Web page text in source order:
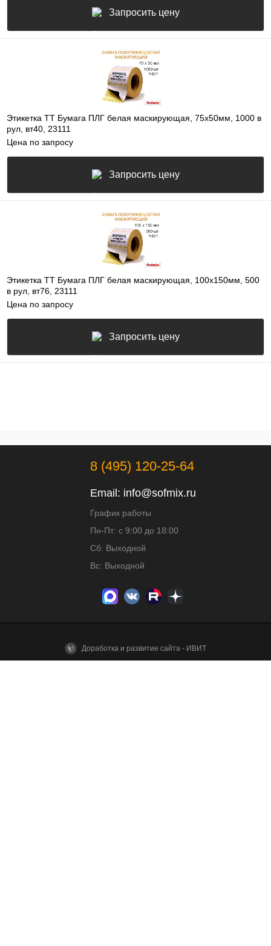
Запросить цену
Этикетка ТТ Бумага ПЛГ белая маскирующая, 75х50мм, 1000 в
рул, вт40, 23111
Цена по запросу
Запросить цену
Этикетка ТТ Бумага ПЛГ белая маскирующая, 100х150мм, 500
в рул, вт76, 23111
Цена по запросу
Запросить цену
8 (495) 120-25-64
Email: info@sofmix.ru
График работы
Пн-Пт: с 9:00 до 18:00
Сб: Выходной
Вс: Выходной
Доработка и развитие сайта - ИВИТ